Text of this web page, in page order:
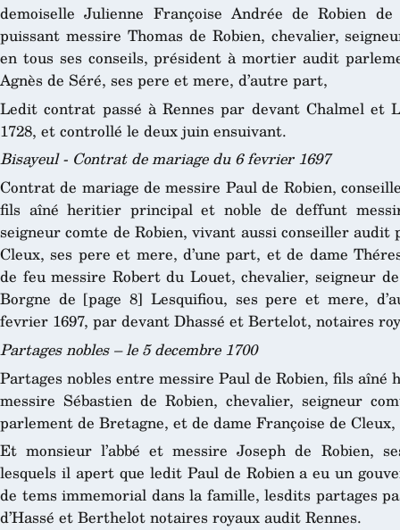
demoiselle Julienne Françoise Andrée de Robien
puissant messire Thomas de Robien, chevalier,
en tous ses conseils, président à mortier audit
Agnès de Séré, ses pere et mere, d’autre part,
Ledit contrat passé à Rennes par devant Chalmel et
1728, et controllé le deux juin ensuivant.
Bisayeul - Contrat de mariage du 6 fevrier 1697
Contrat de mariage de messire Paul de Robien,
fils aîné heritier principal et noble de deffunt
seigneur comte de Robien, vivant aussi conseiller
Cleux, ses pere et mere, d’une part, et de dame
de feu messire Robert du Louet, chevalier, seigneur
Borgne de [page 8] Lesquifiou, ses pere et mere,
fevrier 1697, par devant Dhassé et Bertelot, notaires
Partages nobles – le 5 decembre 1700
Partages nobles entre messire Paul de Robien, fils
messire Sébastien de Robien, chevalier, seigneur
parlement de Bretagne, et de dame Françoise de
Et monsieur l’abbé et messire Joseph de Robien,
lesquels il apert que ledit Paul de Robien a eu un
de tems immemorial dans la famille, lesdits partages
d’Hassé et Berthelot notaires royaux audit Rennes.